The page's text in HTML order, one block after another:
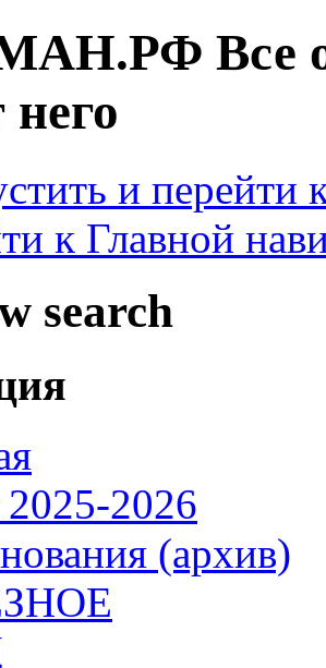
Все
него
и перейти
к Главной
search
2026
(архив)